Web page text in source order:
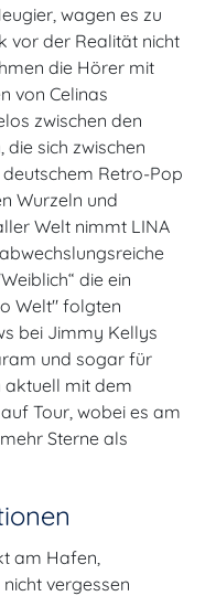
wagen es zu
vor der Realität nicht
die Hörer mit
von Celinas
zwischen den
sich zwischen
Retro-Pop
Wurzeln und
Welt nimmt LINA
die ein
Welt" folgten
bei Jimmy Kellys
und sogar für
aktuell mit dem
Tour, wobei es am
Sterne als
am Hafen,
vergessen